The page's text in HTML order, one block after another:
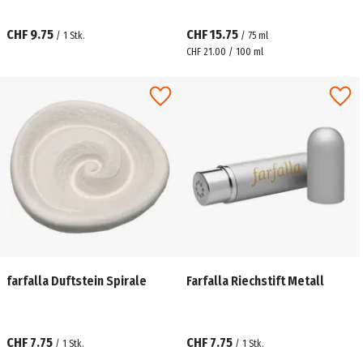
CHF 9.75 / 1 Stk. CHF 15.75 / 75 ml
CHF 21.00 / 100 ml
farfalla Duftstein Spirale
CHF 7.75 / 1 Stk.
Farfalla Riechstift Metall
CHF 7.75 / 1 Stk.